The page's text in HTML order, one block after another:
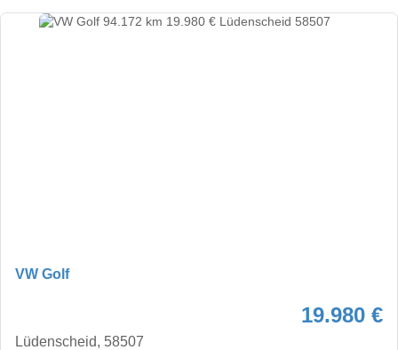
VW Golf
19.980 €
Lüdenscheid, 58507